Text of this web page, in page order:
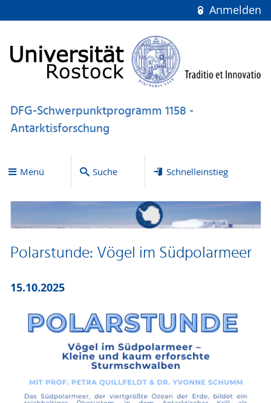
Anmelden
DFG-Schwerpunktprogramm 1158 -
Antarktisforschung
Menü Suche Schnelleinstieg
Polarstunde: Vögel im Südpolarmeer
15.10.2025